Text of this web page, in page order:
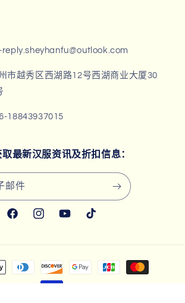
市越秀区西湖路12号西湖商业大厦30
18843937015
最新汉服资讯及折扣信息：
邮件
FacebookInstagramYouTubeTikTok